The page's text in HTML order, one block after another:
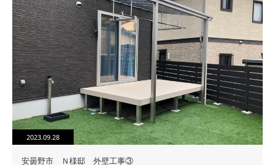
2023.09.28
安曇野市 Ｎ様邸 外壁工事③